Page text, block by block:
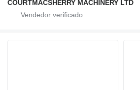
COURTMACSHERRY MACHINERY LTD